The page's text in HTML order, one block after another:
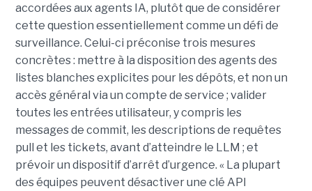
accordées aux agents IA, plutôt que de considérer
cette question essentiellement comme un défi de
surveillance. Celui-ci préconise trois mesures
concrètes : mettre à la disposition des agents des
listes blanches explicites pour les dépôts, et non un
accès général via un compte de service ; valider
toutes les entrées utilisateur, y compris les
messages de commit, les descriptions de requêtes
pull et les tickets, avant d’atteindre le LLM ; et
prévoir un dispositif d’arrêt d’urgence. « La plupart
des équipes peuvent désactiver une clé API